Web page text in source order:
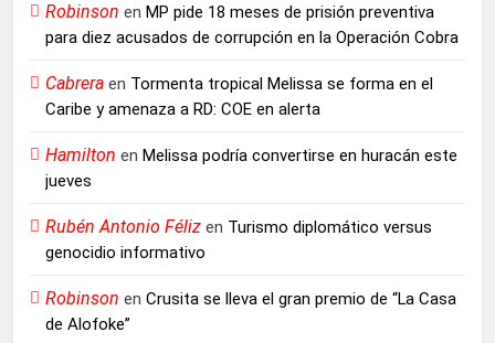
Robinson en MP pide 18 meses de prisión preventiva
para diez acusados de corrupción en la Operación Cobra
Cabrera en Tormenta tropical Melissa se forma en el
Caribe y amenaza a RD: COE en alerta
Hamilton en Melissa podría convertirse en huracán este
jueves
Rubén Antonio Féliz en Turismo diplomático versus
genocidio informativo
Robinson en Crusita se lleva el gran premio de “La Casa
de Alofoke”